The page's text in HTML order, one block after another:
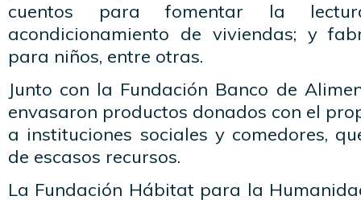
cuentos para fomentar la
acondicionamiento de viviendas; y
para niños, entre otras.
Junto con la Fundación Banco de
envasaron productos donados con el
a instituciones sociales y comedores,
de escasos recursos.
La Fundación Hábitat para la